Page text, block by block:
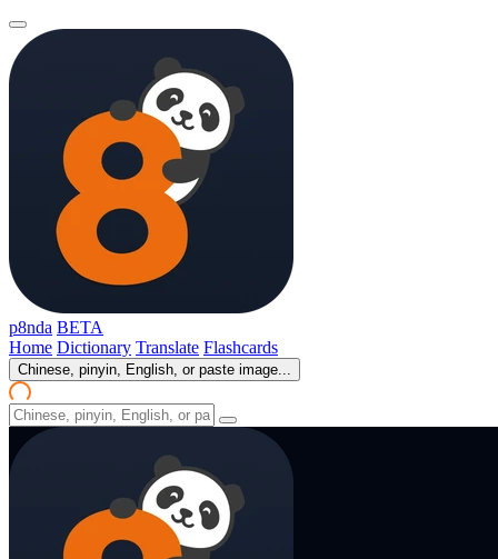
p8nda BETA
Home Dictionary Translate Flashcards
Chinese, pinyin, English, or paste image...